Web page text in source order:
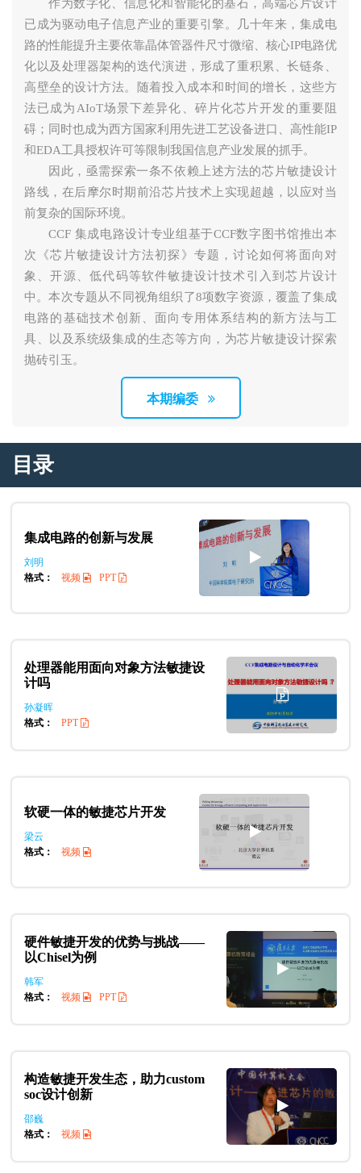
作为数字化、信息化和智能化的基石，高端芯片设计
已成为驱动电子信息产业的重要引擎。几十年来，集成电
路的性能提升主要依靠晶体管器件尺寸微缩、核心IP电路优
化以及处理器架构的迭代演进，形成了重积累、长链条、
高壁垒的设计方法。随着投入成本和时间的增长，这些方
法已成为AIoT场景下差异化、碎片化芯片开发的重要阻
碍；同时也成为西方国家利用先进工艺设备进口、高性能IP
和EDA工具授权许可等限制我国信息产业发展的抓手。
因此，亟需探索一条不依赖上述方法的芯片敏捷设计
路线，在后摩尔时期前沿芯片技术上实现超越，以应对当
前复杂的国际环境。
CCF 集成电路设计专业组基于CCF数字图书馆推出本
次《芯片敏捷设计方法初探》专题，讨论如何将面向对
象、开源、低代码等软件敏捷设计技术引入到芯片设计
中。本次专题从不同视角组织了8项数字资源，覆盖了集成
电路的基础技术创新、面向专用体系结构的新方法与工
具、以及系统级集成的生态等方向，为芯片敏捷设计探索
抛砖引玉。
本期编委
目录
集成电路的创新与发展
刘明
格式：
视频 PPT
处理器能用面向对象方法敏捷设
计吗
孙凝晖
格式：
PPT
软硬一体的敏捷芯片开发
梁云
格式：
视频
硬件敏捷开发的优势与挑战——
以Chisel为例
韩军
格式：
视频 PPT
构造敏捷开发生态，助力custom
soc设计创新
邵巍
格式：
视频